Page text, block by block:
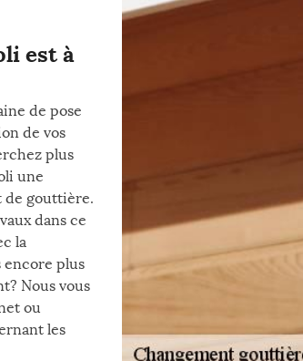
est à
de pose
de vos
plus
une
de gouttière.
dans ce
la
encore plus
Nous vous
ou
les